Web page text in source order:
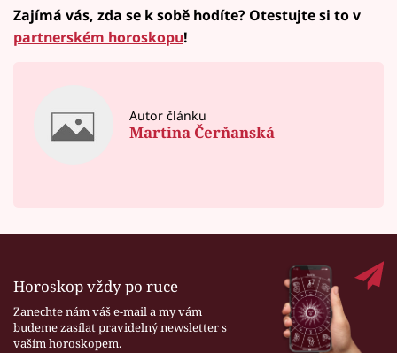
Zajímá vás, zda se k sobě hodíte? Otestujte si to v
partnerském horoskopu!
Autor článku
Martina Čerňanská
Horoskop vždy po ruce
Zanechte nám váš e-mail a my vám
budeme zasílat pravidelný newsletter s
vaším horoskopem.